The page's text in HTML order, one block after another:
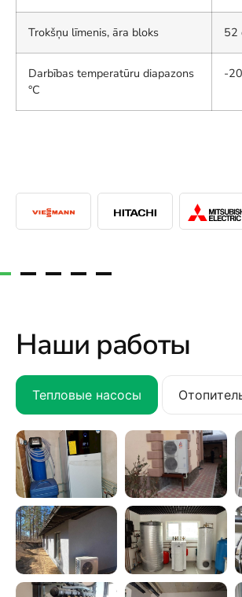
Trokšņu līmenis, āra bloks 52
Darbības temperatūru diapazons
°C
-
Наши работы
Тепловые насосы